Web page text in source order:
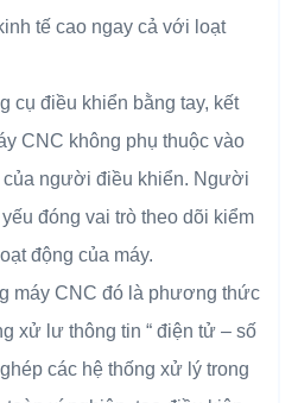
tế cao ngay cả với loạt
cụ điều khiển bằng tay, kết
CNC không phụ thuộc vào
của người điều khiển. Người
đóng vai trò theo dõi kiểm
động của máy.
máy CNC đó là phương thức
xử lư thông tin “ điện tử – số
các hệ thống xử lý trong